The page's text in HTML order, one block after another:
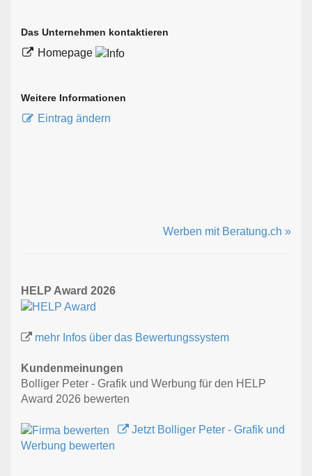
Das Unternehmen kontaktieren
Homepage
Weitere Informationen
Eintrag ändern
Werben mit Beratung.ch »
HELP Award 2026
mehr Infos über das Bewertungssystem
Kundenmeinungen
Bolliger Peter - Grafik und Werbung für den HELP
Award 2026 bewerten
Jetzt Bolliger Peter - Grafik und
Werbung bewerten